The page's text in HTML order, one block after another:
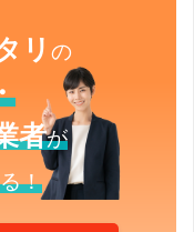
リ の
者が
！